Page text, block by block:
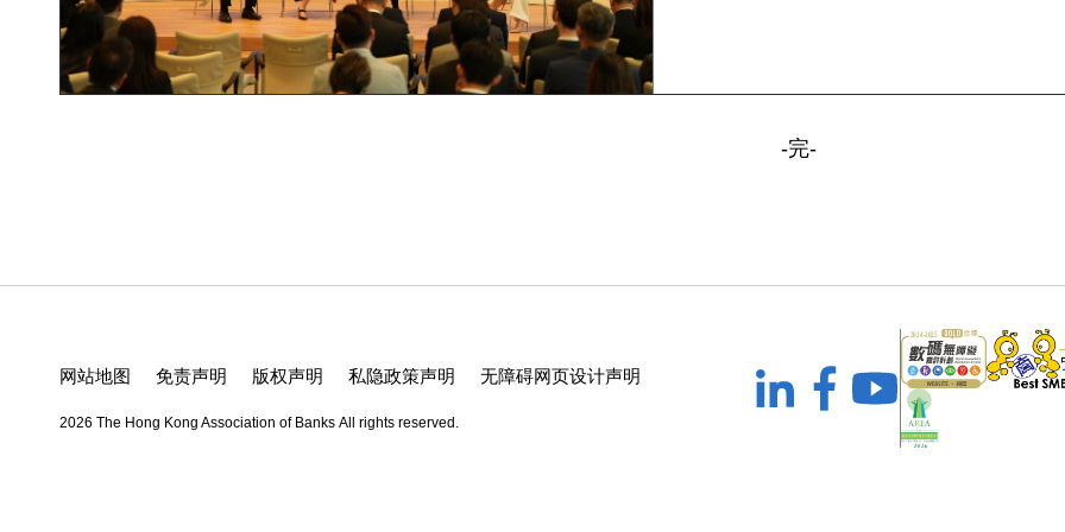
-完-
网站地图 免责声明 版权声明 私隐政策声明 无障碍网页设计声明
2026 The Hong Kong Association of Banks All rights reserved.